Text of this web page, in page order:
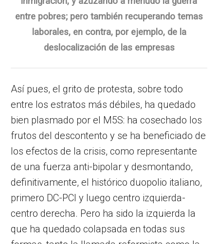
entre pobres; pero también recuperando temas
laborales, en contra, por ejemplo, de la
deslocalización de las empresas
Así pues, el grito de protesta, sobre todo
entre los estratos más débiles, ha quedado
bien plasmado por el M5S: ha cosechado los
frutos del descontento y se ha beneficiado de
los efectos de la crisis, como representante
de una fuerza anti-bipolar y desmontando,
definitivamente, el histórico duopolio italiano,
primero DC-PCI y luego centro izquierda-
centro derecha. Pero ha sido la izquierda la
que ha quedado colapsada en todas sus